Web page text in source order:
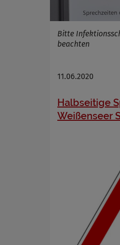
Bitte
beachten
11.06.2020
Halbseitige
Weißenseer